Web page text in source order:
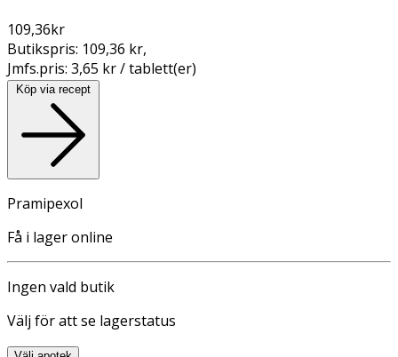
109,36kr
Butikspris: 109,36 kr,
Jmfs.pris: 3,65 kr / tablett(er)
Köp via recept
Pramipexol
Få i lager online
Ingen vald butik
Välj för att se lagerstatus